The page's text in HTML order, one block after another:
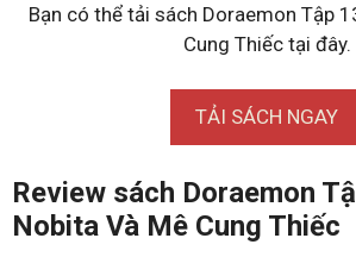
Bạn có thể tải sách Doraemon Tập
Cung Thiếc tại đây.
TẢI SÁCH NGAY
Review sách Doraemon
Nobita Và Mê Cung Thiếc